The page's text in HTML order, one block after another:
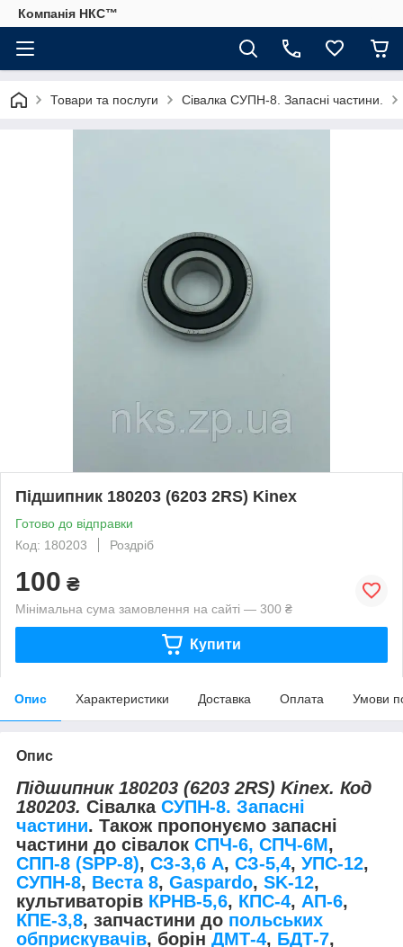
Компанія НКС™
Товари та послуги Сівалка СУПН-8. Запасні частини.
Підшипник 180203 (6203 2RS) Kinex
Готово до відправки
Код: 180203
Роздріб
100 ₴
Мінімальна сума замовлення на сайті — 300 ₴
Купити
Опис Характеристики Доставка Оплата Умови
Опис
Підшипник 180203 (6203 2RS) Kinex. Код
180203. Сівалка СУПН-8. Запасні
частини. Також пропонуємо запасні
частини до сівалок СПЧ-6, СПЧ-6М,
СПП-8 (SPP-8), СЗ-3,6 А, СЗ-5,4, УПС-12,
СУПН-8, Веста 8, Gaspardo, SK-12,
культиваторів КРНВ-5,6, КПС-4, АП-6,
КПЕ-3,8, запчастини до польських
обприскувачів, борін ДМТ-4, БДТ-7,